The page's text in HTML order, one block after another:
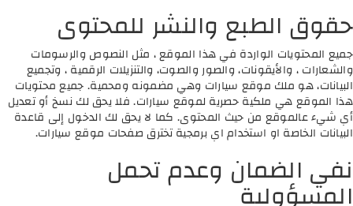
حقوق الطبع والنشر للمحتوى
جميع المحتويات الواردة في هذا الموقع ، مثل النصوص والرسومات
والشعارات ، والأيقونات، والصور والصوت، والتنزيلات الرقمية ، وتجميع
البيانات، هو ملك موقع سيارات وهي مضمونه ومحمية. جميع محتويات
هذا الموقع هي ملكية حصرية لموقع سيارات. فلا يحق لك نسخ أو تعديل
أي شيء عالموقع من حيث المحتوى. كما لا يحق لك الدخول إلى قاعدة
البيانات الخاصة او استخدام اي برمجية تخترق صفحات موقع سيارات.
نفي الضمان وعدم تحمل
المسؤولية